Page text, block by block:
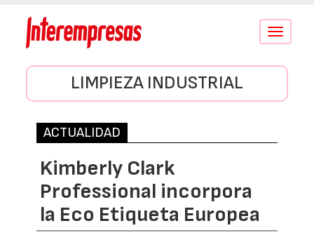
Conmutar
LIMPIEZA INDUSTRIAL
ACTUALIDAD
Kimberly Clark
Professional incorpora
la Eco Etiqueta Europea